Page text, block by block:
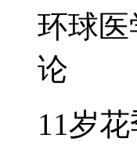
环球
论
11岁